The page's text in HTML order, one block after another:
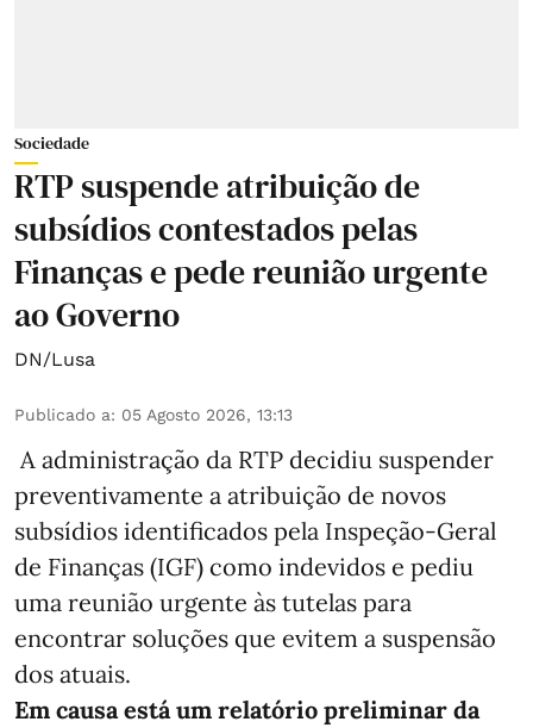
Sociedade
RTP suspende atribuição de
subsídios contestados pelas
Finanças e pede reunião urgente
ao Governo
DN/Lusa
Publicado a: 05 Agosto 2026, 13:13
A administração da RTP decidiu suspender
preventivamente a atribuição de novos
subsídios identificados pela Inspeção-Geral
de Finanças (IGF) como indevidos e pediu
uma reunião urgente às tutelas para
encontrar soluções que evitem a suspensão
dos atuais.
Em causa está um relatório preliminar da